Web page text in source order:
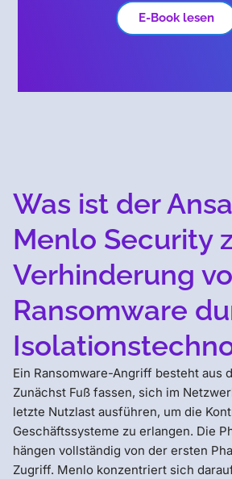
E-Book lesen
Was ist der
Menlo Security
Verhinderung
Ransomware
Ein Ransomware-Angriff besteht aus
Zunächst Fuß fassen, sich im
letzte Nutzlast ausführen, um die
Geschäftssysteme zu erlangen. Die
hängen vollständig von der ersten
Zugriff. Menlo konzentriert sich